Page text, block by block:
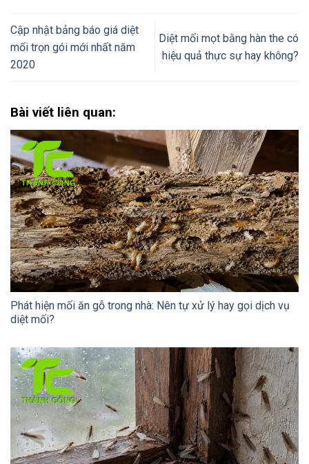
Cập nhật bảng báo giá diệt
mối trọn gói mới nhất năm
2020
Diệt mối mọt bằng hàn the có
hiệu quả thực sự hay không?
Bài viết liên quan:
Phát hiện mối ăn gỗ trong nhà: Nên tự xử lý hay gọi dịch vụ
diệt mối?